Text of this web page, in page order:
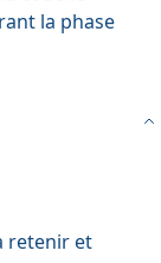
la phase
retenir et